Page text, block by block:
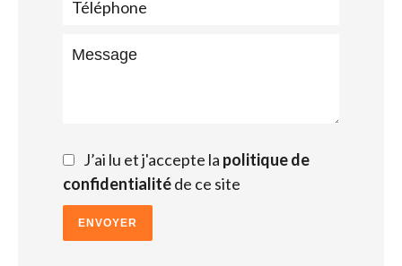
J’ai lu et j'accepte la politique de
confidentialitéde ce site
ENVOYER